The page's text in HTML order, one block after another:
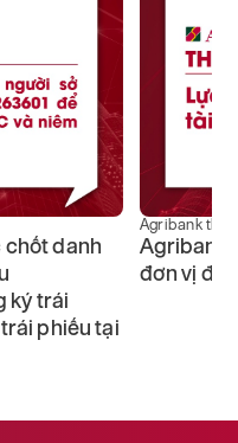
chốt danh
ký trái
phiếu tại
Agribank
Agribank
đơn vị